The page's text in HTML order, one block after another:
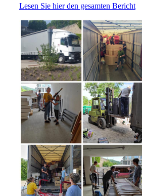
Lesen Sie hier den gesamten Bericht